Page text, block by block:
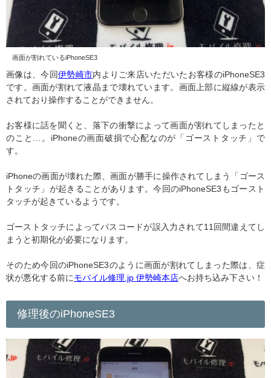
画面が割れているiPhoneSE3
画像は、今回 伊勢崎市内よりご来店いただいたお客様のiPhoneSE3
です。画面が割れて液晶まで壊れています。画面上部に縦線が表示
されており操作することができません。
お客様に話を聞くと、落下の衝撃によって画面が割れてしまったと
のこと…。iPhoneの画面破損で心配なのが「ゴーストタッチ」で
す。
iPhoneの画面が壊れた際、画面が勝手に操作されてしまう「ゴース
トタッチ」が起きることがあります。今回のiPhoneSE3もゴースト
タッチが起きているようです。
ゴーストタッチによってパスコードが誤入力されて11回間違えてし
まうと初期化が必要になります。
そのため今回のiPhoneSE3のように画面が割れてしまった際は、症
状が悪化する前に モバイル修理.jp 伊勢崎本店へお持ち込み下さい！
修理後のiPhoneSE3